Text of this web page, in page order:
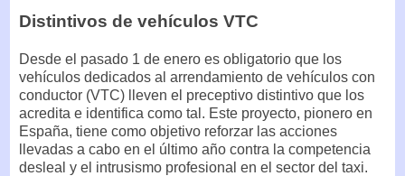
Distintivos de vehículos VTC
Desde el pasado 1 de enero es obligatorio que los
vehículos dedicados al arrendamiento de vehículos con
conductor (VTC) lleven el preceptivo distintivo que los
acredita e identifica como tal. Este proyecto, pionero en
España, tiene como objetivo reforzar las acciones
llevadas a cabo en el último año contra la competencia
desleal y el intrusismo profesional en el sector del taxi.